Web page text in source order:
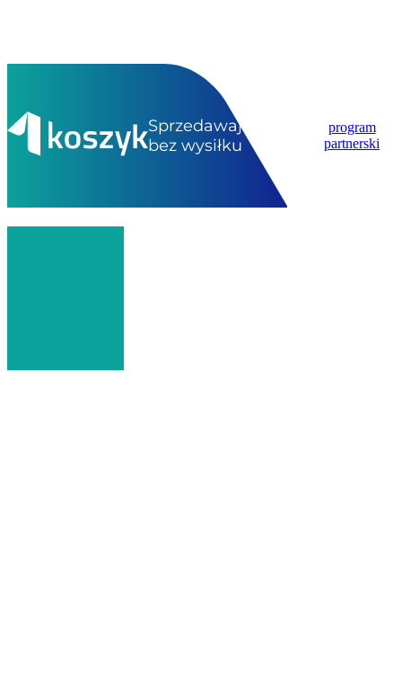
Sprzedawaj
bez wysiłku
program
partnerski